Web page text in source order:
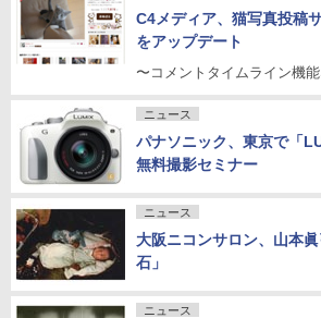
C4メディア、猫写真投稿
をアップデート
〜コメントタイムライン機
ニュース
パナソニック、東京で「
無料撮影セミナー
ニュース
大阪ニコンサロン、山本
石」
ニュース